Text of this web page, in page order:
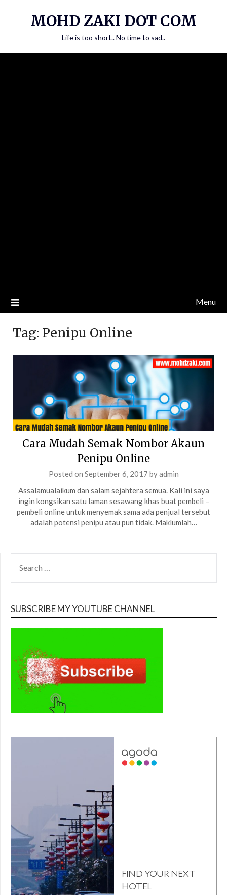
MOHD ZAKI DOT COM
Life is too short.. No time to sad..
Menu
Tag: Penipu Online
Cara Mudah Semak Nombor Akaun
Penipu Online
Posted on September 6, 2017 byadmin
Assalamualaikum dan salam sejahtera semua. Kali ini saya
ingin kongsikan satu laman sesawang khas buat pembeli –
pembeli online untuk menyemak sama ada penjual tersebut
adalah potensi penipu atau pun tidak. Maklumlah…
FOR:
SUBSCRIBE MY YOUTUBE CHANNEL